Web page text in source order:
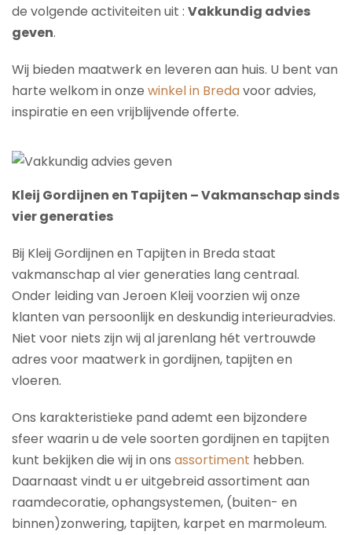
de volgende activiteiten uit : Vakkundig advies
geven.
Wij bieden maatwerk en leveren aan huis. U bent van
harte welkom in onze winkel in Bredavoor advies,
inspiratie en een vrijblijvende offerte.
Kleij Gordijnen en Tapijten – Vakmanschap sinds
vier generaties
Bij Kleij Gordijnen en Tapijten in Breda staat
vakmanschap al vier generaties lang centraal.
Onder leiding van Jeroen Kleij voorzien wij onze
klanten van persoonlijk en deskundig interieuradvies.
Niet voor niets zijn wij al jarenlang hét vertrouwde
adres voor maatwerk in gordijnen, tapijten en
vloeren.
Ons karakteristieke pand ademt een bijzondere
sfeer waarin u de vele soorten gordijnen en tapijten
kunt bekijken die wij in ons assortiment hebben.
Daarnaast vindt u er uitgebreid assortiment aan
raamdecoratie, ophangsystemen, (buiten- en
binnen)zonwering, tapijten, karpet en marmoleum.